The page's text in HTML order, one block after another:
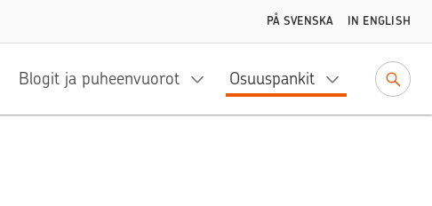
PÅ SVENSKA IN ENGLISH
Blogit ja puheenvuorot Osuuspankit